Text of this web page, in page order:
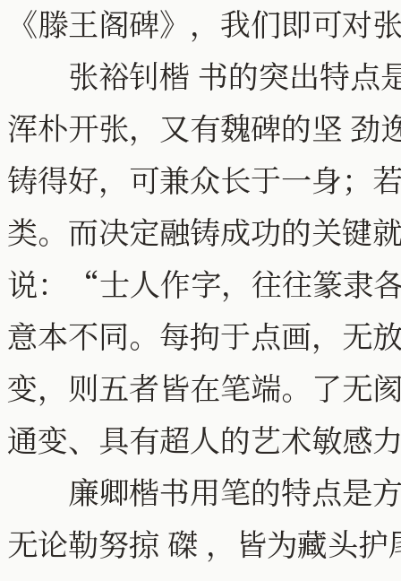
《滕王阁碑》，我们即可对
张裕钊楷 书的突出特点
浑朴开张，又有魏碑的坚 劲
铸得好，可兼众长于一身；
类。而决定融铸成功的关键
说：“士人作字，往往篆隶
意本不同。每拘于点画，无
变，则五者皆在笔端。了无
通变、具有超人的艺术敏感
廉卿楷书用笔的特点是方
无论勒努掠 磔 ，皆为藏头